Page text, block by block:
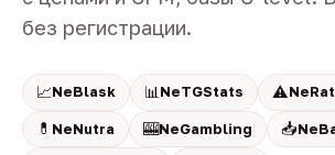
без регистрации.
📈NeBlask 📊 NeTGStats ⚠️
💊 NeNutra 🎰NeGambling 📥